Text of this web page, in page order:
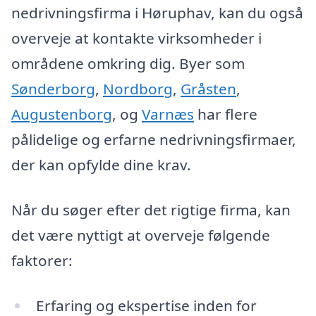
nedrivningsfirma i Høruphav, kan du også
overveje at kontakte virksomheder i
områdene omkring dig. Byer som
Sønderborg, Nordborg, Gråsten,
Augustenborg, og Varnæs har flere
pålidelige og erfarne nedrivningsfirmaer,
der kan opfylde dine krav.
Når du søger efter det rigtige firma, kan
det være nyttigt at overveje følgende
faktorer:
Erfaring og ekspertise inden for